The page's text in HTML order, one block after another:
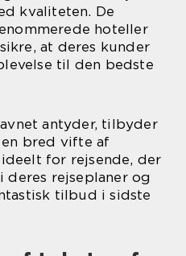
kvaliteten. De
hoteller
at deres kunder
til den bedste
antyder, tilbyder
bred vifte af
for rejsende, der
rejseplaner og
tilbud i sidste